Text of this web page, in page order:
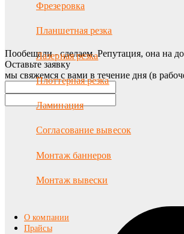
Фрезеровка
Планшетная резка
Лазерная резка
Плоттерная резка
Ламинация
Согласование вывесок
Монтаж баннеров
Монтаж вывески
О компании
Прайсы
Пообещали - сделаем. Репутация, она на
Оставьте заявку
мы свяжемся с вами в течение дня (в